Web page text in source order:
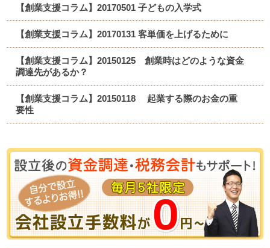
【創業支援コラム】20170501 子どもの入学式
【創業支援コラム】20170131 客単価を上げるために
【創業支援コラム】20150125 創業時はどのような資金
調達先があるか？
【創業支援コラム】20150118 起業する際のお金の重
要性